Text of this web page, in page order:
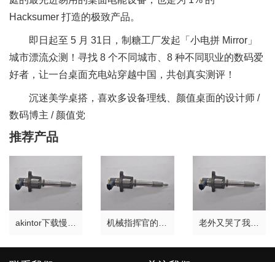
Hacksumer 打造的极致产品。
即日起至 5 月 31日，制糖工厂发起「小电拼 Mirror」
城市漂流众测！寻找 8 个不同城市、8 种不同职业的数码爱
好者，让一台桌面充电站穿越中国，共创真实测评！
沉迷美学桌搭，喜欢多设备理线、颜值桌面的设计师 /
数码博主 / 颜值党
推荐产品
akintor下载慢原因 机械指挥官的个人主页 老外又哭了我国挖掘机干废一排坦克把德国制作秒成渣！